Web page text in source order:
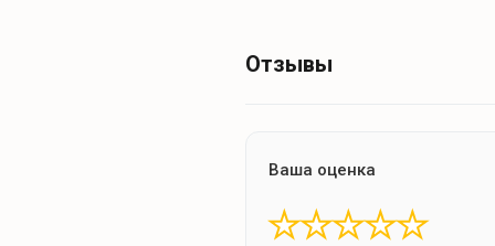
Отзывы
Ваша оценка
★
★
★
★
★